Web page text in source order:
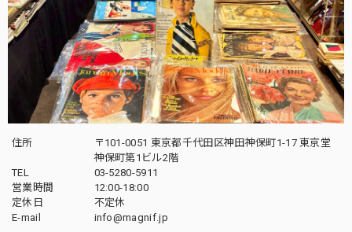
住所
〒101-0051 東京都千代田区神田神保町1-17 東京堂
神保町第1ビル2階
TEL
03-5280-5911
営業時間
12:00-18:00
定休日
不定休
E-mail
info@magnif.jp